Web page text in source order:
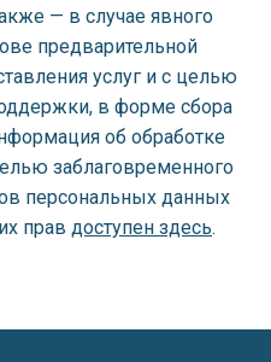
— в случае явного
предварительной
услуг и с целью
в форме сбора
об обработке
заблаговременного
персональных данных
прав доступен здесь.